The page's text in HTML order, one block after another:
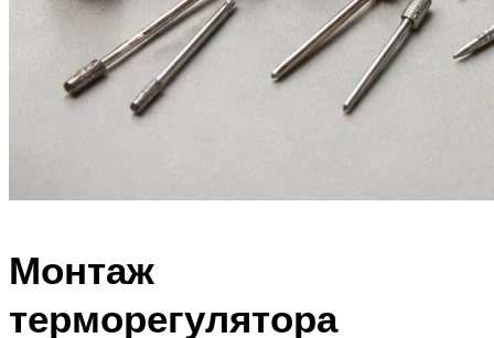
Монтаж
терморегулятора